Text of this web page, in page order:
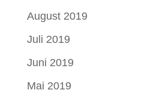
August 2019
Juli 2019
Juni 2019
Mai 2019